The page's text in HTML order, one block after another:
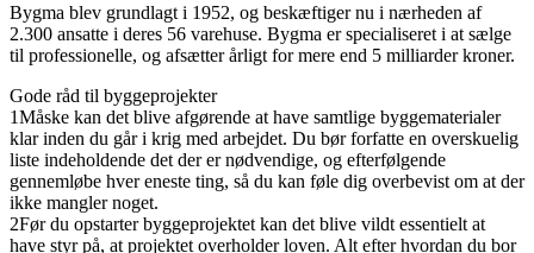
Bygma blev grundlagt i 1952, og beskæftiger nu i nærheden af
2.300 ansatte i deres 56 varehuse. Bygma er specialiseret i at sælge
til professionelle, og afsætter årligt for mere end 5 milliarder kroner.
Gode råd til byggeprojekter
1Måske kan det blive afgørende at have samtlige byggematerialer
klar inden du går i krig med arbejdet. Du bør forfatte en overskuelig
liste indeholdende det der er nødvendige, og efterfølgende
gennemløbe hver eneste ting, så du kan føle dig overbevist om at der
ikke mangler noget.
2Før du opstarter byggeprojektet kan det blive vildt essentielt at
have styr på, at projektet overholder loven. Alt efter hvordan du bor